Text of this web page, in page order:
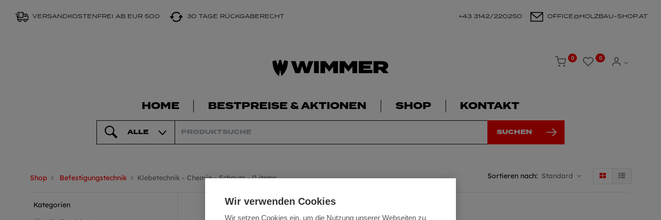
VERSANDKOSTENFREI AB EUR 500 30 TAGE RÜCKGABERECHT +43 3142/220250 OFFICE@HOLZBAU-SHOP.AT
0 0
HOME BESTPREISE & AKTIONEN SHOP KONTAKT
ALLE SUCHEN
Shop Befestigungstechnik Klebetechnik - Chemie - Schaum- 0 items Sortieren nach: Standard
Kategorien
Wir verwenden Cookies
Wir setzen Cookies ein, um die Nutzung unserer Webseiten zu